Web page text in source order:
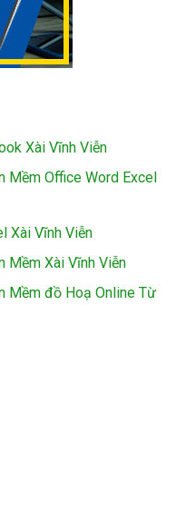
Xài Vĩnh Viễn
Mềm Office Word Excel
Xài Vĩnh Viễn
Mềm Xài Vĩnh Viễn
Mềm đồ Hoạ Online Từ